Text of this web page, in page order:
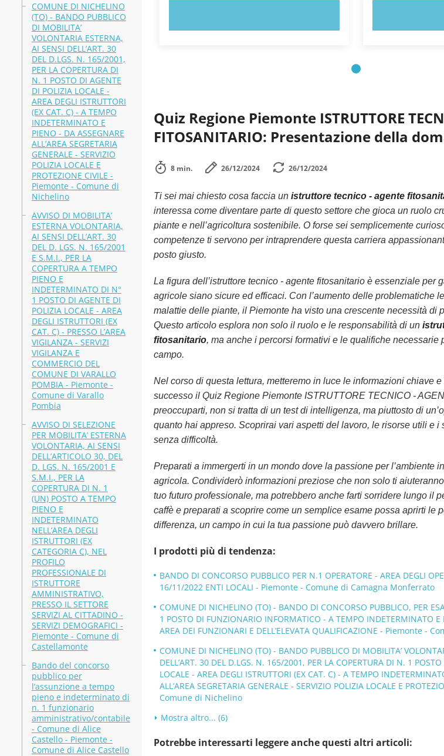
COMUNE DI NICHELINO
(TO) - BANDO PUBBLICO
DI MOBILITA’
VOLONTARIA ESTERNA,
AI SENSI DELL’ART. 30
DEL D.LGS. N. 165/2001,
PER LA COPERTURA DI
N. 1 POSTO DI AGENTE
DI POLIZIA LOCALE -
AREA DEGLI ISTRUTTORI
(EX CAT. C) - A TEMPO
INDETERMINATO E
PIENO - DA ASSEGNARE
ALL’AREA SEGRETARIA
GENERALE - SERVIZIO
POLIZIA LOCALE E
PROTEZIONE CIVILE -
Piemonte - Comune di
Nichelino
AVVISO DI MOBILITA’
ESTERNA VOLONTARIA,
AI SENSI DELL’ART. 30
DEL D. LGS. N. 165/2001
E S.M.I., PER LA
COPERTURA A TEMPO
PIENO E
INDETERMINATO DI N°
1 POSTO DI AGENTE DI
POLIZIA LOCALE - AREA
DEGLI ISTRUTTORI (EX
CAT. C) - PRESSO L’AREA
VIGILANZA - SERVIZI
VIGILANZA E
COMMERCIO DEL
COMUNE DI VARALLO
POMBIA - Piemonte -
Comune di Varallo
Pombia
AVVISO DI SELEZIONE
PER MOBILITA’ ESTERNA
VOLONTARIA, AI SENSI
DELL’ARTICOLO 30, DEL
D. LGS. N. 165/2001 E
S.M.I., PER LA
COPERTURA DI N. 1
(UN) POSTO A TEMPO
PIENO E
INDETERMINATO
NELL’AREA DEGLI
ISTRUTTORI (EX
CATEGORIA C), NEL
PROFILO
PROFESSIONALE DI
ISTRUTTORE
AMMINISTRATIVO,
PRESSO IL SETTORE
SERVIZI AL CITTADINO -
SERVIZI DEMOGRAFICI -
Piemonte - Comune di
Castellamonte
Bando del concorso
pubblico per
l’assunzione a tempo
pieno e indeterminato di
n. 1 funzionario
amministrativo/contabile
- Comune di Alice
Castello - Piemonte -
Comune di Alice Castello
Quiz Regione Piemonte ISTRUTTORE
FITOSANITARIO: Presentazione della
8 min. 26/12/2024 26/12/2024
Ti sei mai chiesto cosa faccia un istruttore tecnico - agente
interessa come diventare parte di questo settore che gioca un ruolo
piante e nell’agricoltura sostenibile. O forse sei semplicemente
competenze ti servono per intraprendere questa carriera
posto giusto.
La figura dell’istruttore tecnico - agente fitosanitario è essenziale per
agricole siano sicure ed efficaci. Con l’aumento delle problematiche
malattie delle piante, il Piemonte ha visto una crescente necessità di
Questo articolo esplora non solo il ruolo e le responsabilità di un
fitosanitario, ma anche i percorsi formativi e le qualifiche necessarie
campo.
Nel corso di questa lettura, metteremo in luce le informazioni chiave
successo il Quiz Regione Piemonte ISTRUTTORE TECNICO -
preoccuparti, non si tratta di un test di intelligenza, ma piuttosto di
quanto hai appreso. Scoprirai vari aspetti del lavoro, le risorse utili e i
senza difficoltà.
Preparati a immergerti in un mondo dove la passione per l’ambiente
agricola. Condividerò informazioni preziose che non solo ti
tuo futuro professionale, ma potrebbero anche farti sorridere lungo il
caffè e preparati a scoprire come un semplice esame possa aprirti le
differenza, un campo in cui la tua passione può davvero brillare.
I prodotti più di tendenza:
BANDO DI CONCORSO PUBBLICO PER N.1 OPERATORE - AREA DEGLI
16/11/2022 ENTI LOCALI - Piemonte - Comune di Camagna Monferrato
COMUNE DI NICHELINO (TO) - BANDO DI CONCORSO PUBBLICO, PER
1 POSTO DI FUNZIONARIO INFORMATICO - A TEMPO INDETERMINATO
AREA DEI FUNZIONARI E DELL’ELEVATA QUALIFICAZIONE - Piemonte -
COMUNE DI NICHELINO (TO) - BANDO PUBBLICO DI MOBILITA’
DELL’ART. 30 DEL D.LGS. N. 165/2001, PER LA COPERTURA DI N. 1
LOCALE - AREA DEGLI ISTRUTTORI (EX CAT. C) - A TEMPO
ALL’AREA SEGRETARIA GENERALE - SERVIZIO POLIZIA LOCALE E
Comune di Nichelino
Mostra altro... (6)
Potrebbe interessarti leggere anche questi altri articoli: